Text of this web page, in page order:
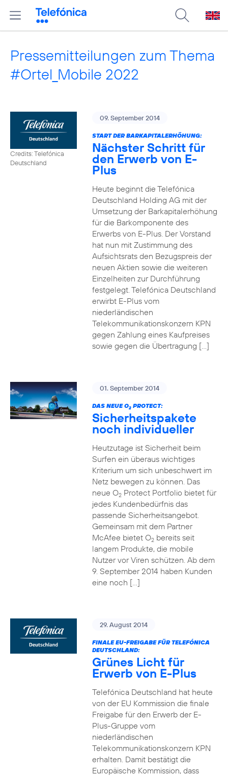
Pressemitteilungen zum Thema
#Ortel_Mobile 2022
Credits: Telefónica
Deutschland
09. September 2014
START DER BARKAPITALERHÖHUNG:
Nächster Schritt für
den Erwerb von E-
Plus
Heute beginnt die Telefónica
Deutschland Holding AG mit der
Umsetzung der Barkapitalerhöhung
für die Barkomponente des
Erwerbs von E-Plus. Der Vorstand
hat nun mit Zustimmung des
Aufsichtsrats den Bezugspreis der
neuen Aktien sowie die weiteren
Einzelheiten zur Durchführung
festgelegt. Telefónica Deutschland
erwirbt E-Plus vom
niederländischen
Telekommunikationskonzern KPN
gegen Zahlung eines Kaufpreises
sowie gegen die Übertragung […]
01. September 2014
DAS NEUE O2PROTECT:
Sicherheitspakete
noch individueller
Heutzutage ist Sicherheit beim
Surfen ein überaus wichtiges
Kriterium um sich unbeschwert im
Netz bewegen zu können. Das
neue O2Protect Portfolio bietet für
jedes Kundenbedürfnis das
passende Sicherheitsangebot.
Gemeinsam mit dem Partner
McAfee bietet O2bereits seit
langem Produkte, die mobile
Nutzer vor Viren schützen. Ab dem
9. September 2014 haben Kunden
eine noch […]
29. August 2014
FINALE EU-FREIGABE FÜR TELEFÓNICA
DEUTSCHLAND:
Grünes Licht für
Erwerb von E-Plus
Telefónica Deutschland hat heute
von der EU Kommission die finale
Freigabe für den Erwerb der E-
Plus-Gruppe vom
niederländischen
Telekommunikationskonzern KPN
erhalten. Damit bestätigt die
Europäische Kommission, dass